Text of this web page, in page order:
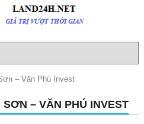
– Văn Phú Invest
– VĂN PHÚ INVEST